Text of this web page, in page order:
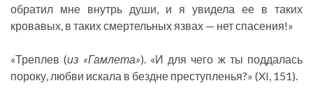
обратил мне внутрь души, и я увидела ее в таких
кровавых, в таких смертельных язвах — нет спасения!»
«Треплев (из «Гамлета»). «И для чего ж ты поддалась
пороку, любви искала в бездне преступленья?» (XI, 151).